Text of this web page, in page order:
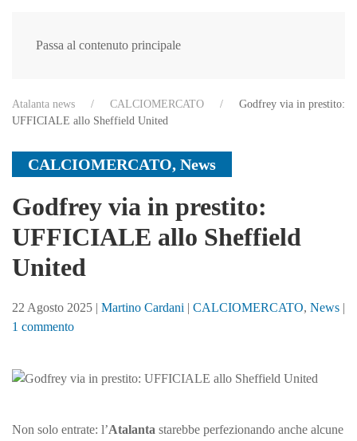
Passa al contenuto principale
Atalanta news CALCIOMERCATO
Godfrey via in prestito:
UFFICIALE allo Sheffield United
CALCIOMERCATO, News
Godfrey via in prestito:
UFFICIALE allo Sheffield
United
22 Agosto 2025 | Martino Cardani | CALCIOMERCATO, News |
1 commentosu
in
Non solo entrate: l’Atalanta starebbe perfezionando anche alcune